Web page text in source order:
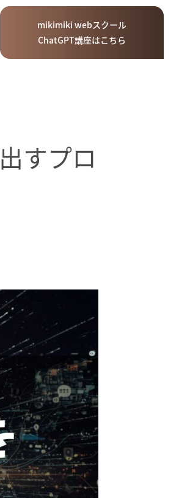
mikimiki webスクール
ChatGPT講座はこちら
すプロ